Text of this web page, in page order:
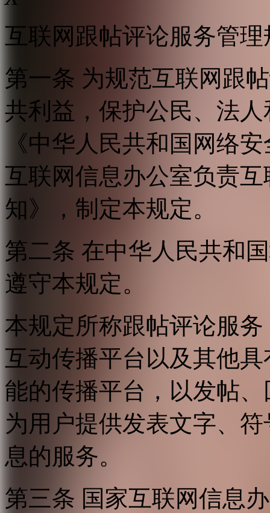
互联网跟帖评论服务管理
第一条 为规范互联网跟
共利益，保护公民、法
《中华人民共和国网络
互联网信息办公室负责
知》，制定本规定。
第二条 在中华人民共和
遵守本规定。
本规定所称跟帖评论服
互动传播平台以及其他
能的传播平台，以发帖
为用户提供发表文字、
息的服务。
第三条 国家互联网信息